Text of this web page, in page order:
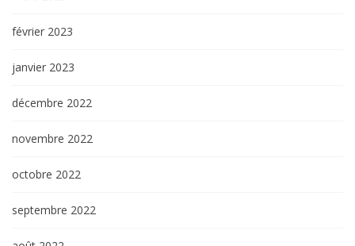
février 2023
janvier 2023
décembre 2022
novembre 2022
octobre 2022
septembre 2022